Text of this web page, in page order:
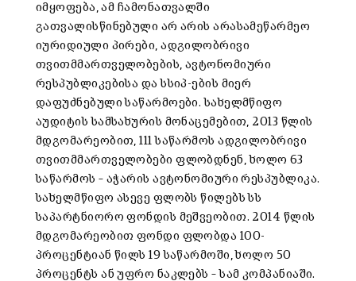
იმყოფება, ამ ჩამონათვალში
გათვალისწინებული არ არის არასამეწარმეო
იურიდიული პირები, ადგილობრივი
თვითმმართველობების, ავტონომიური
რესპუბლიკებისა და სსიპ-ების მიერ
დაფუძნებული საწარმოები. სახელმწიფო
აუდიტის სამსახურის მონაცემებით, 2013 წლის
მდგომარეობით, 111 საწარმოს ადგილობრივი
თვითმმართველობები ფლობდნენ, ხოლო 63
საწარმოს – აჭარის ავტონომიური რესპუბლიკა.
სახელმწიფო ასევე ფლობს წილებს სს
საპარტნიორო ფონდის მეშვეობით. 2014 წლის
მდგომარეობით ფონდი ფლობდა 100-
პროცენტიან წილს 19 საწარმოში, ხოლო 50
პროცენტს ან უფრო ნაკლებს – სამ კომპანიაში.